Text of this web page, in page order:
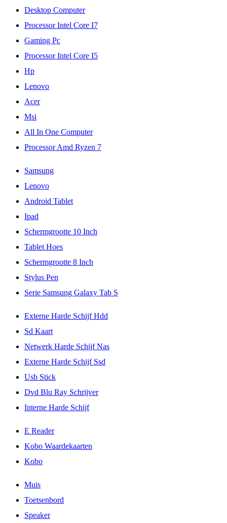
Desktop Computer
Processor Intel Core I7
Gaming Pc
Processor Intel Core I5
Hp
Lenovo
Acer
Msi
All In One Computer
Processor Amd Ryzen 7
Samsung
Lenovo
Android Tablet
Ipad
Schermgrootte 10 Inch
Tablet Hoes
Schermgrootte 8 Inch
Stylus Pen
Serie Samsung Galaxy Tab S
Externe Harde Schijf Hdd
Sd Kaart
Netwerk Harde Schijf Nas
Externe Harde Schijf Ssd
Usb Stick
Dvd Blu Ray Schrijver
Interne Harde Schijf
E Reader
Kobo Waardekaarten
Kobo
Muis
Toetsenbord
Speaker